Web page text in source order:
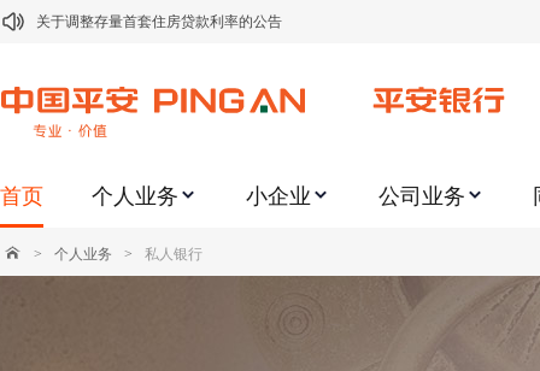
关于调整存量首套住房贷款利率的公告
关于修订《平安银行代理个人客户贵金属交易协议书》的公告
关于我行聚金宝交易软件升级更新的通知
关于2020年端午节期间上金所代理业务调整合约保证金比例和涨跌幅度限制的
关于进一步加强代理贵金属业务风险防范的提示
首页 个人业务 小企业 公司业务
> 个人业务 > 私人银行